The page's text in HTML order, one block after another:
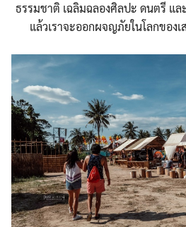
ธรรมชาติ เฉลิมฉลองศิลปะ ดนตรี แ
แล้วเราจะออกผจญภัยในโลกของ